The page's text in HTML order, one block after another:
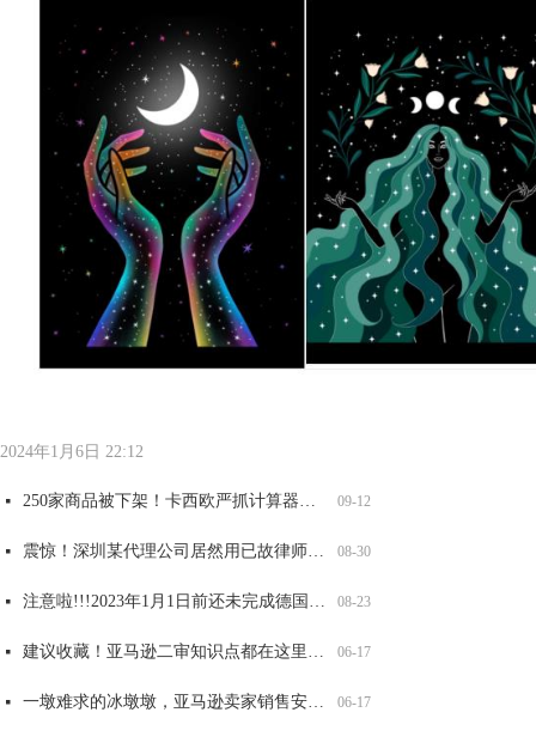
2024年1月6日 22:12
넷
09-12
넷
08-30
넷
08-23
넷
06-17
넷
06-17
넷
넷
넷
넷 全网爆火可达鸭，能卖吗？
넷